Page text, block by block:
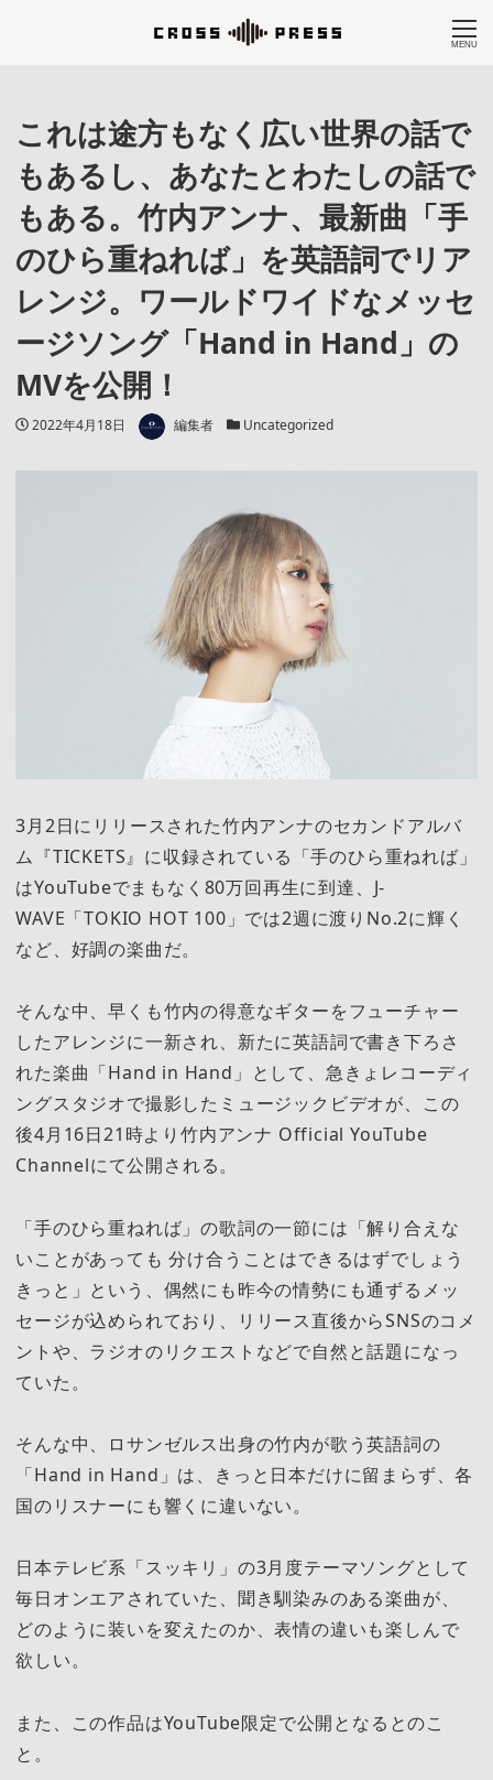
MENU
これは途方もなく広い世界の話で
もあるし、あなたとわたしの話で
もある。竹内アンナ、最新曲「手
のひら重ねれば」を英語詞でリア
レンジ。ワールドワイドなメッセ
ージソング「Hand in Hand」の
MVを公開！
投稿日
2022年4月18日 著者 編集者 カテゴリー
Uncategorized
3月2日にリリースされた竹内アンナのセカンドアルバ
ム『TICKETS』に収録されている「手のひら重ねれば」
はYouTubeでまもなく80万回再生に到達、J-
WAVE「TOKIO HOT 100」では2週に渡りNo.2に輝く
など、好調の楽曲だ。
そんな中、早くも竹内の得意なギターをフューチャー
したアレンジに一新され、新たに英語詞で書き下ろさ
れた楽曲「Hand in Hand」として、急きょレコーディ
ングスタジオで撮影したミュージックビデオが、この
後4月16日21時より竹内アンナ Official YouTube
Channelにて公開される。
「手のひら重ねれば」の歌詞の一節には「解り合えな
いことがあっても 分け合うことはできるはずでしょう
きっと」という、偶然にも昨今の情勢にも通ずるメッ
セージが込められており、リリース直後からSNSのコメ
ントや、ラジオのリクエストなどで自然と話題になっ
ていた。
そんな中、ロサンゼルス出身の竹内が歌う英語詞の
「Hand in Hand」は、きっと日本だけに留まらず、各
国のリスナーにも響くに違いない。
日本テレビ系「スッキリ」の3月度テーマソングとして
毎日オンエアされていた、聞き馴染みのある楽曲が、
どのように装いを変えたのか、表情の違いも楽しんで
欲しい。
また、この作品はYouTube限定で公開となるとのこ
と。